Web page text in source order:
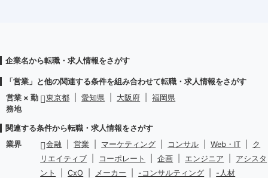
企業名から転職・求人情報をさがす
「営業」と他の関連する条件を組み合わせて転職・求人情報をさがす
営業 × 勤
務地
東京都 愛知県 大阪府 福岡県
関連する条件から転職・求人情報をさがす
業界
金融 営業 マーケティング コンサル Web・IT
ク
リエイティブ
コーポレート 企画 エンジニア
アシスタ
ント
CxO メーカー -コンサルティング -人材